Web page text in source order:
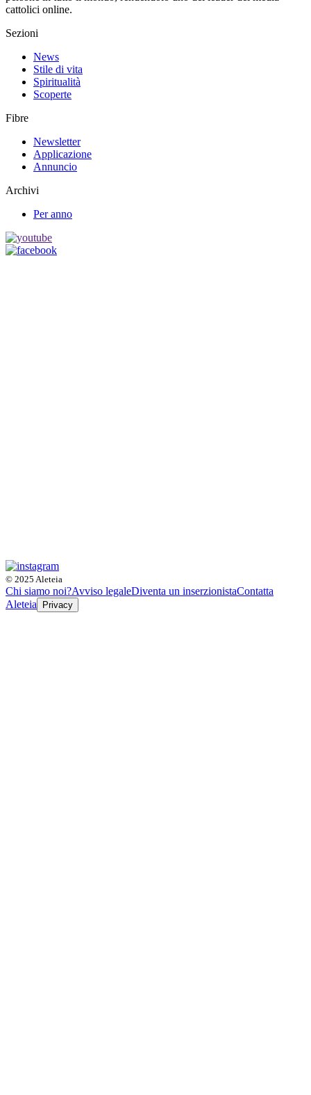
cattolici online.
Sezioni
News
Stile di vita
Spiritualità
Scoperte
Fibre
Newsletter
Applicazione
Annuncio
Archivi
Per anno
© 2025 Aleteia
Chi siamo noi?Avviso legaleDiventa un inserzionistaContatta
Aleteia
Privacy